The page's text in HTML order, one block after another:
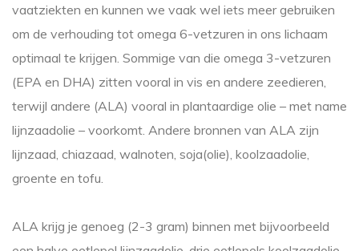
vaatziekten en kunnen we vaak wel iets meer gebruiken
om de verhouding tot omega 6-vetzuren in ons lichaam
optimaal te krijgen. Sommige van die omega 3-vetzuren
(EPA en DHA) zitten vooral in vis en andere zeedieren,
terwijl andere (ALA) vooral in plantaardige olie – met name
lijnzaadolie – voorkomt. Andere bronnen van ALA zijn
lijnzaad, chiazaad, walnoten, soja(olie), koolzaadolie,
groente en tofu.
ALA krijg je genoeg (2-3 gram) binnen met bijvoorbeeld